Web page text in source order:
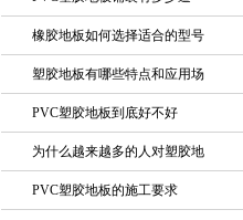
橡胶地板如何选择适合的型号
塑胶地板有哪些特点和应用场
PVC塑胶地板到底好不好
为什么越来越多的人对塑胶地
PVC塑胶地板的施工要求